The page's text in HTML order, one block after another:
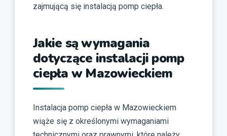
zajmującą się instalacją pomp ciepła.
Jakie są wymagania
dotyczące instalacji pomp
ciepła w Mazowieckiem
Instalacja pomp ciepła w Mazowieckiem
wiąże się z określonymi wymaganiami